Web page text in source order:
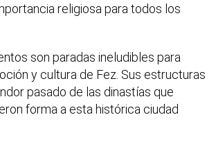
religiosa para todos los
son paradas ineludibles para
y cultura de Fez. Sus estructuras
pasado de las dinastías que
forma a esta histórica ciudad